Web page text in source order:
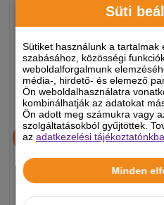
Süti
Sütiket használunk a tartalmak
szabásához, közösségi
weboldalforgalmunk
média-, hirdető- és elemező
Ön weboldalhasználatra
kombinálhatják az adatokat
Ön adott meg számukra vagy
szolgáltatásokból gyűjtöttek.
azadatkezelési
Minden
Dolly Faforgács 100l